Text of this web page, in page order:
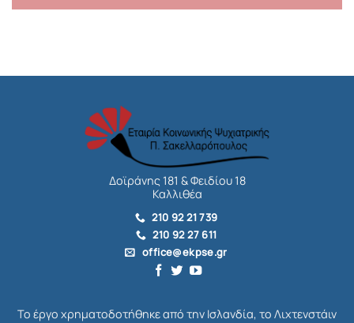
Δοϊράνης 181 & Φειδίου 18
Καλλιθέα
210 92 21 739
210 92 27 611
office@ekpse.gr
Το έργο χρηματοδοτήθηκε από την Ισλανδία, το Λιχτενστάιν